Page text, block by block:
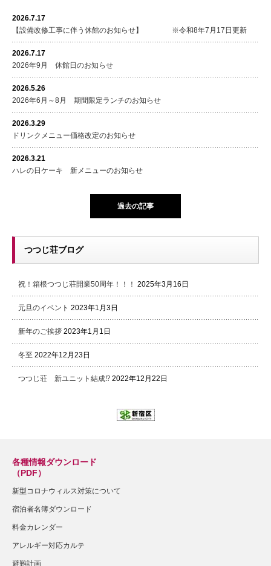
2026.7.17
【設備改修工事に伴う休館のお知らせ】 ※令和8年7月17日更新
2026.7.17
2026年9月 休館日のお知らせ
2026.5.26
2026年6月～8月 期間限定ランチのお知らせ
2026.3.29
ドリンクメニュー価格改定のお知らせ
2026.3.21
ハレの日ケーキ 新メニューのお知らせ
過去の記事
つつじ荘ブログ
祝！箱根つつじ荘開業50周年！！！ 2025年3月16日
元旦のイベント 2023年1月3日
新年のご挨拶 2023年1月1日
冬至 2022年12月23日
つつじ荘 新ユニット結成⁉ 2022年12月22日
各種情報ダウンロード
（PDF）
新型コロナウィルス対策について
宿泊者名簿ダウンロード
料金カレンダー
アレルギー対応カルテ
避難計画